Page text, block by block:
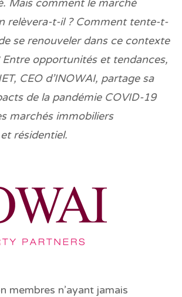
Mais comment le marché
relèvera-t-il ? Comment tente-t-
se renouveler dans ce contexte
Entre opportunités et tendances,
CEO d’INOWAI, partage sa
de la pandémie COVID-19
marchés immobiliers
résidentiel.
membres n’ayant jamais